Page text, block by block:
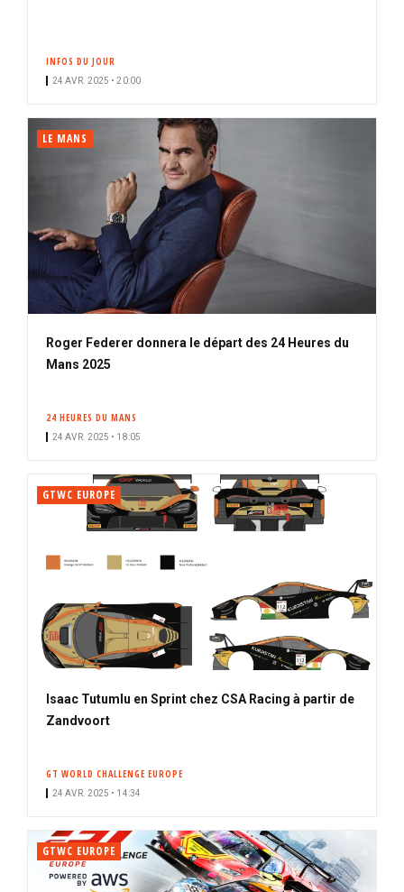
INFOS DU JOUR
24 AVR. 2025 • 20:00
LE MANS
Roger Federer donnera le départ des 24 Heures du
Mans 2025
24 HEURES DU MANS
24 AVR. 2025 • 18:05
GTWC EUROPE
Isaac Tutumlu en Sprint chez CSA Racing à partir de
Zandvoort
GT WORLD CHALLENGE EUROPE
24 AVR. 2025 • 14:34
GTWC EUROPE